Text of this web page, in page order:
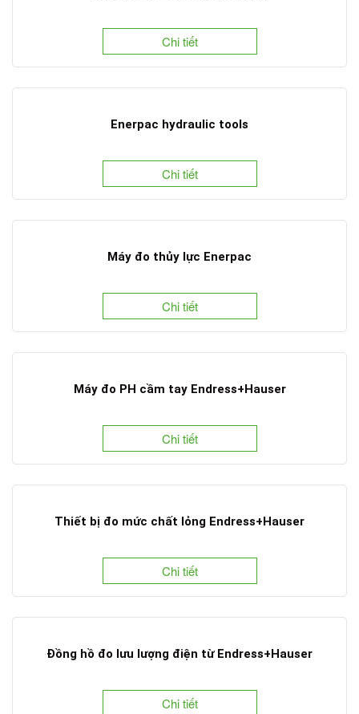
Chi tiết
Enerpac hydraulic tools
Chi tiết
Máy đo thủy lực Enerpac
Chi tiết
Máy đo PH cầm tay Endress+Hauser
Chi tiết
Thiết bị đo mức chất lỏng Endress+Hauser
Chi tiết
Đồng hồ đo lưu lượng điện từ Endress+Hauser
Chi tiết